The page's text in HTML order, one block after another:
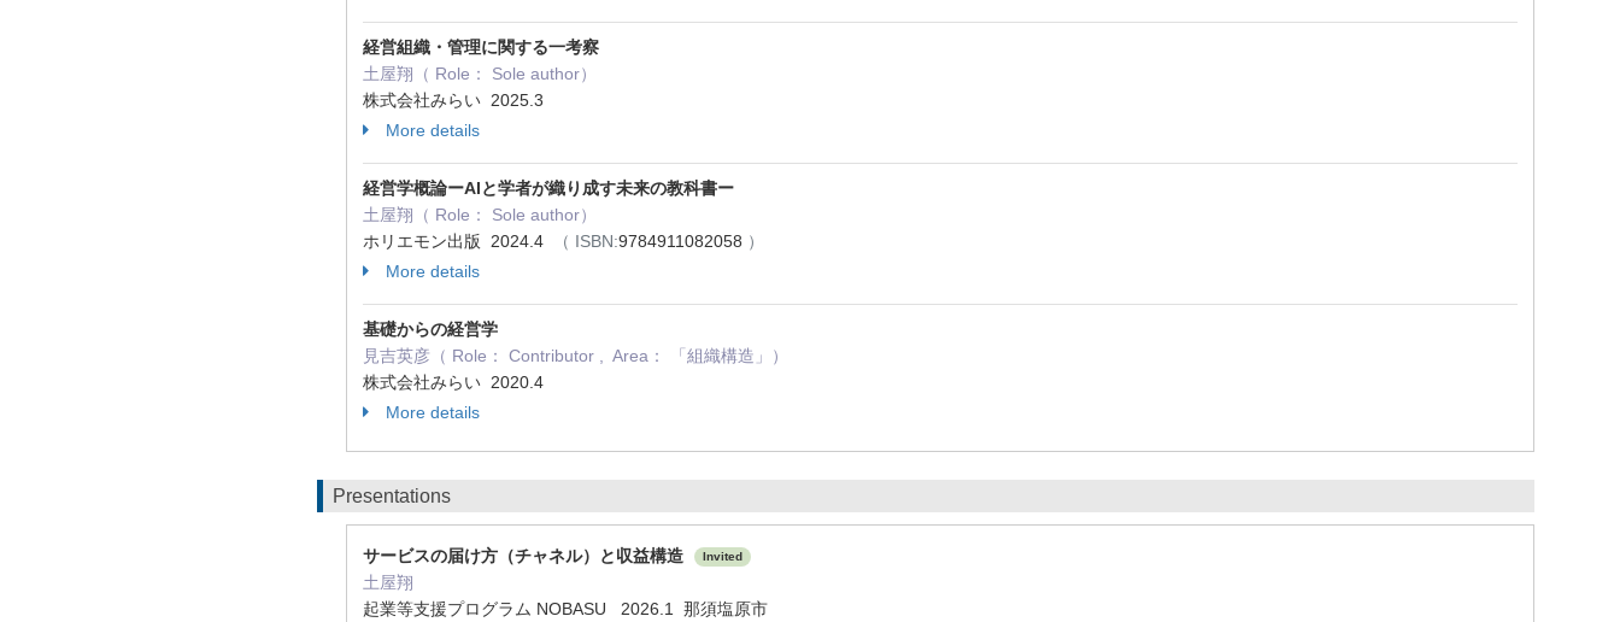
経営組織・管理に関する一考察
土屋翔（ Role： Sole author）
株式会社みらい 2025.3
More details
経営学概論ーAIと学者が織り成す未来の教科書ー
土屋翔（ Role： Sole author）
ホリエモン出版 2024.4
（ ISBN:9784911082058 ）
More details
基礎からの経営学
見吉英彦（ Role： Contributor , Area： 「組織構造」）
株式会社みらい 2020.4
More details
Presentations
サービスの届け方（チャネル）と収益構造 Invited
土屋翔
起業等支援プログラム NOBASU 2026.1 那須塩原市